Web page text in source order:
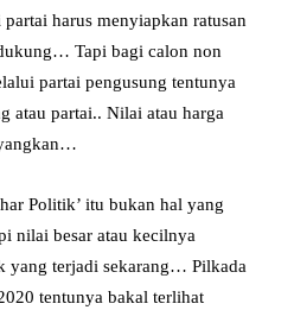
harus menyiapkan ratusan
Tapi bagi calon non
partai pengusung tentunya
atau partai.. Nilai atau harga
Politik’ itu bukan hal yang
nilai besar atau kecilnya
yang terjadi sekarang… Pilkada
tentunya bakal terlihat